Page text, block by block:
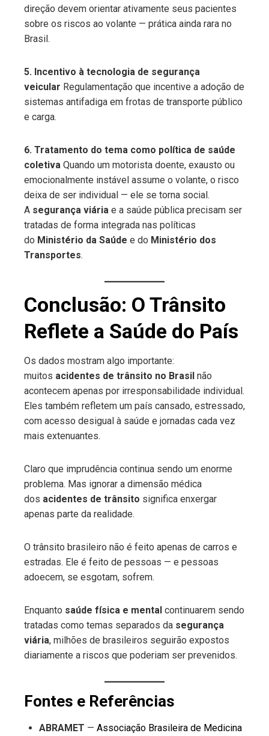
direção devem orientar ativamente seus pacientes
sobre os riscos ao volante — prática ainda rara no
Brasil.
5. Incentivo à tecnologia de segurança
veicular Regulamentação que incentive a adoção de
sistemas antifadiga em frotas de transporte público
e carga.
6. Tratamento do tema como política de saúde
coletiva Quando um motorista doente, exausto ou
emocionalmente instável assume o volante, o risco
deixa de ser individual — ele se torna social.
A segurança viária e a saúde pública precisam ser
tratadas de forma integrada nas políticas
do Ministério da Saúde e do Ministério dos
Transportes.
Conclusão: O Trânsito
Reflete a Saúde do País
Os dados mostram algo importante:
muitos acidentes de trânsito no Brasil não
acontecem apenas por irresponsabilidade individual.
Eles também refletem um país cansado, estressado,
com acesso desigual à saúde e jornadas cada vez
mais extenuantes.
Claro que imprudência continua sendo um enorme
problema. Mas ignorar a dimensão médica
dos acidentes de trânsito significa enxergar
apenas parte da realidade.
O trânsito brasileiro não é feito apenas de carros e
estradas. Ele é feito de pessoas — e pessoas
adoecem, se esgotam, sofrem.
Enquanto saúde física e mental continuarem sendo
tratadas como temas separados da segurança
viária, milhões de brasileiros seguirão expostos
diariamente a riscos que poderiam ser prevenidos.
Fontes e Referências
ABRAMET — Associação Brasileira de Medicina